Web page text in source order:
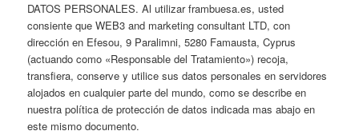
DATOS PERSONALES. Al utilizar frambuesa.es, usted
consiente que WEB3 and marketing consultant LTD, con
dirección en Efesou, 9 Paralimni, 5280 Famausta, Cyprus
(actuando como «Responsable del Tratamiento») recoja,
transfiera, conserve y utilice sus datos personales en servidores
alojados en cualquier parte del mundo, como se describe en
nuestra política de protección de datos indicada mas abajo en
este mismo documento.